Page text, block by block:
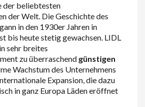
der beliebtesten
der Welt. Die Geschichte des
in den 1930er Jahren in
bis heute stetig gewachsen. LIDL
sehr breites
zu überraschend günstigen
Wachstum des Unternehmens
Expansion, die dazu
in ganz Europa Läden eröffnet